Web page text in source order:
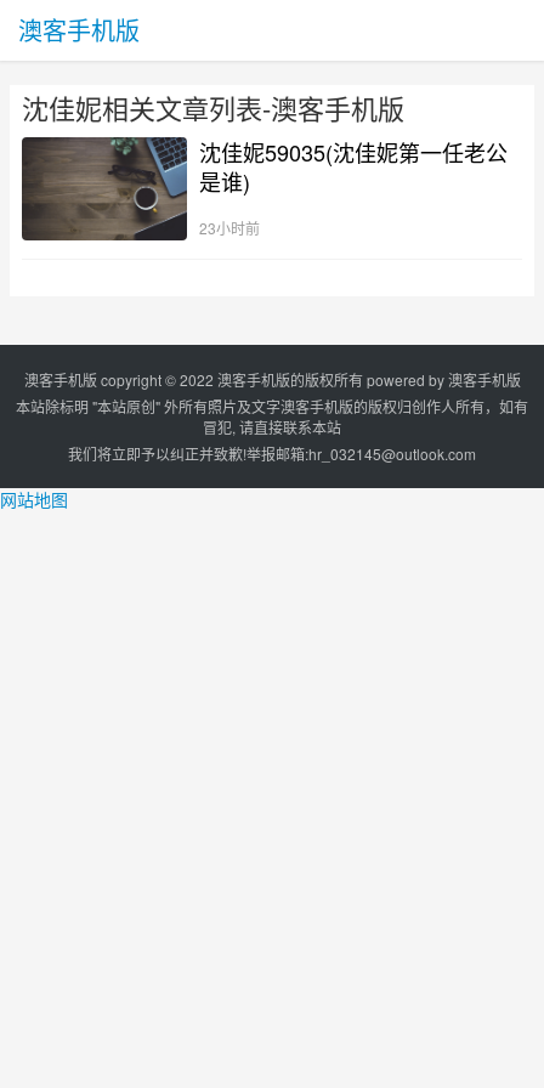
澳客手机版
沈佳妮相关文章列表-澳客手机版
沈佳妮59035(沈佳妮第一任老公
是谁)
23小时前
澳客手机版 copyright © 2022 澳客手机版的版权所有 powered by澳客手机版
本站除标明 "本站原创" 外所有照片及文字澳客手机版的版权归创作人所有，如有
冒犯, 请直接联系本站
我们将立即予以纠正并致歉!举报邮箱:hr_032145@outlook.com
网站地图